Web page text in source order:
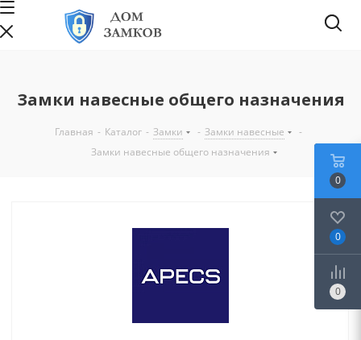
Замки навесные общего назначения
Главная - Каталог - Замки - Замки навесные
-
Замки навесные общего назначения
0
0
0